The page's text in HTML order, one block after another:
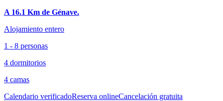
A 16.1 Km de Génave.
Alojamiento entero
1 - 8 personas
4 dormitorios
4 camas
Calendario verificadoReserva onlineCancelación gratuita